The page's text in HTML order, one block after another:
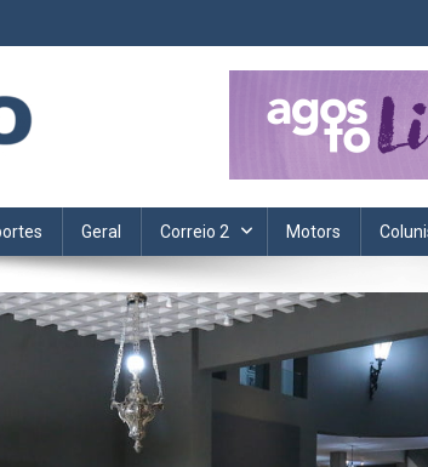
no Correio Paulista. Informação, política, saúde,
Geral Correio 2 Motors